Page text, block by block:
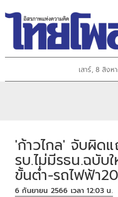
เสาร์, 8 สิงห
'ก้าวไกล' จับผิด
รบ.ไม่มีรธน.ฉบับ
ขั้นต่ำ-รถไฟฟ้า
6 กันยายน 2566 เวลา 12:03 น.